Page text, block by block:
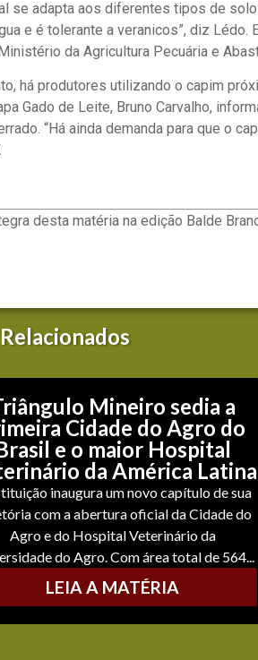
se adapta aos diferentes tipos de
e é tolerante a veranicos”, diz
da Agricultura Pecuária e
há produtores utilizando o capim
Gado de Leite, Bruno Carvalho,
“Há ainda demanda para que o
desta matéria na edição Balde
Mineiro sedia a
Cidade do Agro do
e o maior Hospital
da América Latina
inaugura um novo capítulo de sua
com a abertura oficial da Cidade do
Agro e do Hospital Veterinário da
do Agro. Com área total de 564...
LEIA A MATÉRIA